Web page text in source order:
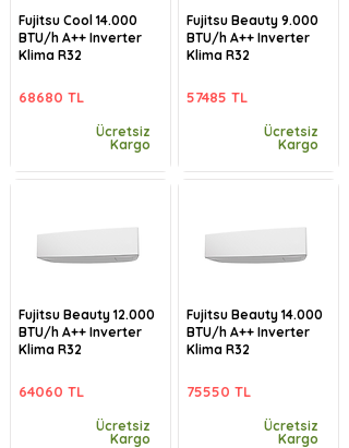
Fujitsu Cool 14.000
BTU/h A++ Inverter
Klima R32
68680 TL
Ücretsiz
Kargo
Fujitsu Beauty 12.000
BTU/h A++ Inverter
Klima R32
64060 TL
Ücretsiz
Kargo
Fujitsu Beauty 9.000
BTU/h A++ Inverter
Klima R32
57485 TL
Ücretsiz
Kargo
Fujitsu Beauty 14.000
BTU/h A++ Inverter
Klima R32
75550 TL
Ücretsiz
Kargo